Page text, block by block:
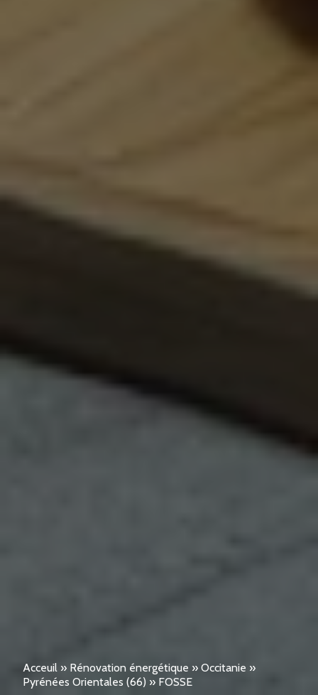
Acceuil » Rénovation énergétique » Occitanie »
Pyrénées Orientales (66) » FOSSE